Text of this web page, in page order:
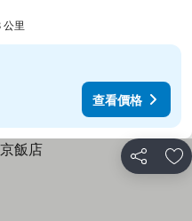
公里
查看價格
分享 放